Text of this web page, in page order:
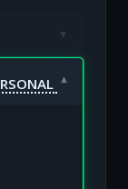
▾
▾